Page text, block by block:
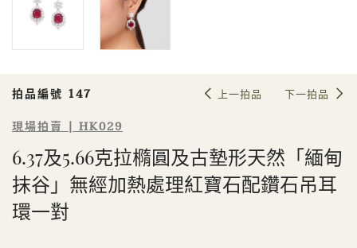
個人 公司
6.37及5.66克拉橢圓及古墊形天然「緬
甸抹谷」無經加熱處理紅寶石配鑽石
吊耳環一對
現場拍賣 | HK029
拍品編號 147 上一拍品 下一拍品
6.37及5.66克拉橢圓及古墊形天然「緬甸
抹谷」無經加熱處理紅寶石配鑽石吊耳
環一對